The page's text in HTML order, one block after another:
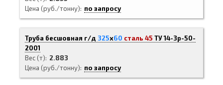
Цена (руб./тонну)
по запросу
Труба бесшовная г/д 325х60 сталь 45 ТУ 14-3р-50-
2001
Вес (т)
2.883
Цена (руб./тонну)
по запросу